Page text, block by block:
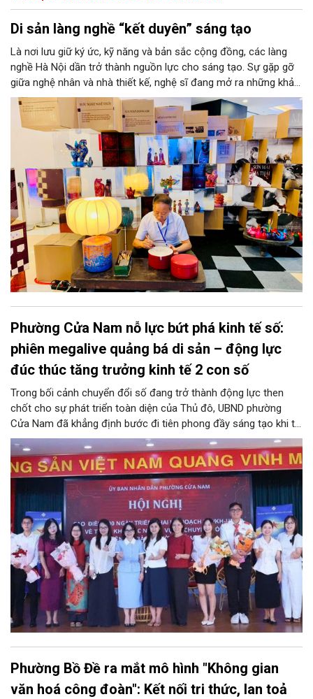
Di sản làng nghề “kết duyên” sáng tạo
Là nơi lưu giữ ký ức, kỹ năng và bản sắc cộng đồng, các làng
nghề Hà Nội dần trở thành nguồn lực cho sáng tạo. Sự gặp gỡ
giữa nghệ nhân và nhà thiết kế, nghệ sĩ đang mở ra những khả
năng phát triển mới cho thủ công đương đại trên nền tảng di
sản. Từ những cuộc “kết duyên” đầy cảm hứng ấy, Hà Nội đang
khơi thông mạch ngầm của hệ sinh thái thủ công, biến vốn cổ
thành động lực bền vững cho tương lai.
Phường Cửa Nam nỗ lực bứt phá kinh tế số:
phiên megalive quảng bá di sản – động lực
đúc thúc tăng trưởng kinh tế 2 con số
Trong bối cảnh chuyển đổi số đang trở thành động lực then
chốt cho sự phát triển toàn diện của Thủ đô, UBND phường
Cửa Nam đã khẳng định bước đi tiên phong đầy sáng tạo khi tổ
chức phiên livestream đặc biệt với chủ đề: “MEGALIVE -
Phường Cửa Nam – Khám phá di sản, kết nối văn hóa”. Sự kiện
diễn ra ngày 31/7 do phường Cửa Nam tổ chức đã thu hút sự
quan tâm đông đảo của hàng ngàn cán bộ, đảng viên, người
dân trên kênh TikTok chính thức của UBND phường Cửa Nam và
các kênh của đơn vị đồng hành.
Phường Bồ Đề ra mắt mô hình "Không gian
văn hoá công đoàn": Kết nối tri thức, lan toả